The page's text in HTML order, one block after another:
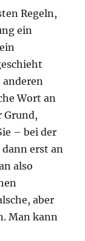
Regeln,
ein
Wort an
Grund,
– bei der
dann erst an
also
aber
Man kann